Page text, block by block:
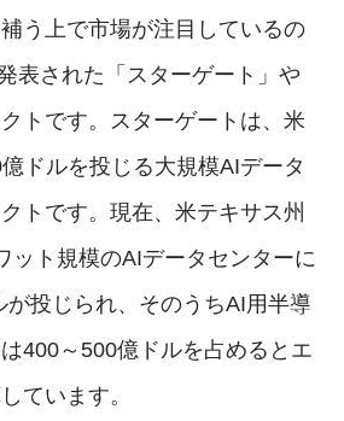
う上で市場が注目しているの
表された「スターゲート」や
トです。スターゲートは、米
ドルを投じる大規模AIデータ
トです。現在、米テキサス州
ット規模のAIデータセンターに
が投じられ、そのうちAI用半導
400～500億ドルを占めるとエ
ています。